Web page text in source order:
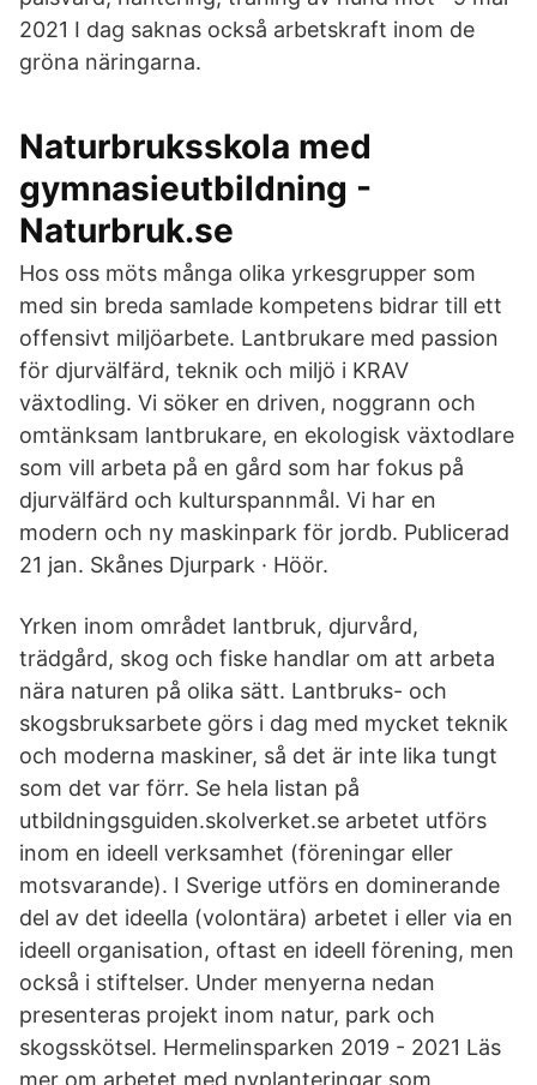
2021 I dag saknas också arbetskraft inom de
gröna näringarna.
Naturbruksskola med
gymnasieutbildning -
Naturbruk.se
Hos oss möts många olika yrkesgrupper som
med sin breda samlade kompetens bidrar till ett
offensivt miljöarbete. Lantbrukare med passion
för djurvälfärd, teknik och miljö i KRAV
växtodling. Vi söker en driven, noggrann och
omtänksam lantbrukare, en ekologisk växtodlare
som vill arbeta på en gård som har fokus på
djurvälfärd och kulturspannmål. Vi har en
modern och ny maskinpark för jordb. Publicerad
21 jan. Skånes Djurpark · Höör.
Yrken inom området lantbruk, djurvård,
trädgård, skog och fiske handlar om att arbeta
nära naturen på olika sätt. Lantbruks- och
skogsbruksarbete görs i dag med mycket teknik
och moderna maskiner, så det är inte lika tungt
som det var förr. Se hela listan på
utbildningsguiden.skolverket.se arbetet utförs
inom en ideell verksamhet (föreningar eller
motsvarande). I Sverige utförs en dominerande
del av det ideella (volontära) arbetet i eller via en
ideell organisation, oftast en ideell förening, men
också i stiftelser. Under menyerna nedan
presenteras projekt inom natur, park och
skogsskötsel. Hermelinsparken 2019 - 2021 Läs
mer om arbetet med nyplanteringar som